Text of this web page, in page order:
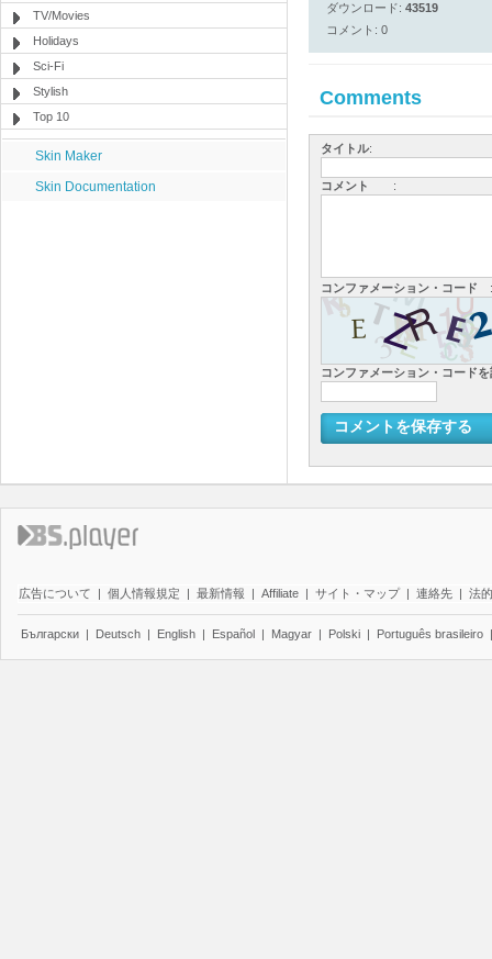
TV/Movies
Holidays
Sci-Fi
Stylish
Top 10
Skin Maker
Skin Documentation
ダウンロード: 43519
コメント: 0
Comments
タイトル:
コメント :
コンファメーション・コード :
コンファメーション・コード
コメントを保存する
広告について | 個人情報規定 | 最新情報 | Affiliate | サイト・マップ | 連絡先 | 法
Български | Deutsch | English | Español | Magyar | Polski | Português brasileiro